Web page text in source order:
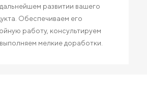
развитии вашего
Обеспечиваем его
работу, консультируем
мелкие доработки.